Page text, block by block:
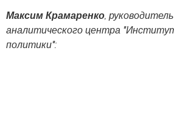
Максим Крамаренко,
аналитического центра
политики":